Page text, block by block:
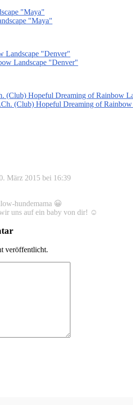
"Maya"
Landscape "Denver"
(Club) Hopeful Dreaming of Rainbow
März 2015 bei 16:39
hundemama 😀
uns auf ein baby von dir! ☺
veröffentlicht.